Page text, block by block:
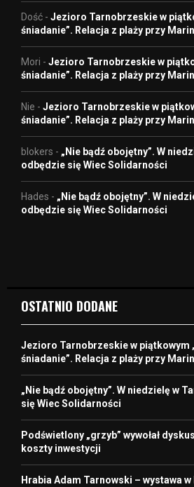
Dość - Jezioro Tarnobrzeskie w
śniadanie”. Relacja z plaży przy
Mori - Jezioro Tarnobrzeskie w
śniadanie”. Relacja z plaży przy
Nie - Jezioro Tarnobrzeskie w
śniadanie”. Relacja z plaży przy
blokers - „Nie bądź obojętny”. W
odbędzie się Wiec Solidarności
Hades - „Nie bądź obojętny”. W
odbędzie się Wiec Solidarności
OSTATNIO DODANE
Jezioro Tarnobrzeskie w piątkowym
śniadanie”. Relacja z plaży przy
„Nie bądź obojętny”. W niedzielę w
się Wiec Solidarności
Podświetlony „grzyb” wywołał
koszty inwestycji
Hrabia Adam Tarnowski – wystawa